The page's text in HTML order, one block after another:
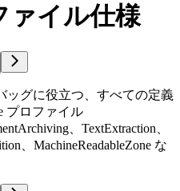
ァイル仕様
ッグに役立つ、すべての定義
プロファイル
、TextExtraction、
、MachineReadableZone な